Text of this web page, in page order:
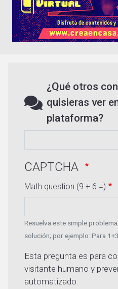
¿Qué otros
quisieras ver
plataforma?
CAPTCHA
Math question (9 + 6 =)
Resuelva este simple
solución; por ejemplo: Para
Esta pregunta es para
visitante humano y
automatizado.